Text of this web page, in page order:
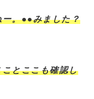
。●●みました？
とここも確認し